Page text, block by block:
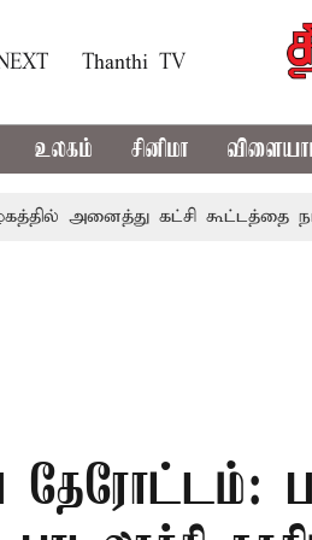
Thanthi TV
உலகம் சினிமா
அனைத்து கட்சி கூட்டத்தை
தேரோட்டம்: